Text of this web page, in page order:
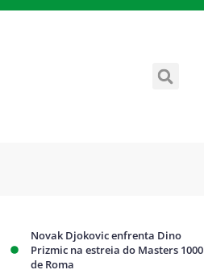
Novak Djokovic enfrenta Dino
Prizmic na estreia do Masters 1000
de Roma